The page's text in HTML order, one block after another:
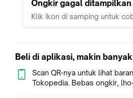
terakhir Morozova itu. Namun,
demi lembar rahasia Sang
kekuatan yang menyatukan
Alina lagi-lagi harus memilih,
kegelapan sama dengan
perjuangkan.
Ongkir gagal ditampilkan
Klik ikon di samping untuk
Beli di aplikasi, makin
Scan QR-nya untuk lihat
Tokopedia. Bebas ongkir,